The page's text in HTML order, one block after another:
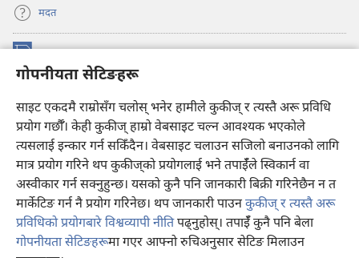
गोपनीयता सेटिङहरू
साइट एकदमै राम्रोसँग चलोस् भनेर हामीले कुकीज् र त्यस्तै अरू प्रविधि
प्रयोग गर्छौँ। केही कुकीज्‌ हाम्रो वेबसाइट चल्न आवश्यक भएकोले
त्यसलाई इन्कार गर्न सकिँदैन। वेबसाइट चलाउन सजिलो बनाउनको लागि
मात्र प्रयोग गरिने थप कुकीज्‌को प्रयोगलाई भने तपाईँले स्विकार्न वा
अस्वीकार गर्न सक्नुहुन्छ। यसको कुनै पनि जानकारी बिक्री गरिनेछैन न त
मार्केटिङ गर्न नै प्रयोग गरिनेछ। थप जानकारी पाउनकुकीज् र त्यस्तै अरू
प्रविधिको प्रयोगबारे विश्वव्यापी नीतिपढ्नुहोस्। तपाईँ कुनै पनि बेला
गोपनीयता सेटिङहरूमा गएर आफ्नो रुचिअनुसार सेटिङ मिलाउन
मदत
अर्को
नयाँ
पृष्ठ
प्रहरीधरहरा अनलाइन लाइब्रेरी
(ब्राउजरको
अर्को
नयाँ
पृष्ठ
खुल्नेछ)
JW Hub ®
(ब्राउजरको
अर्को
ट्याबमा
नयाँ
पृष्ठ
खुल्नेछ)
JW लाइब्रेरी एप